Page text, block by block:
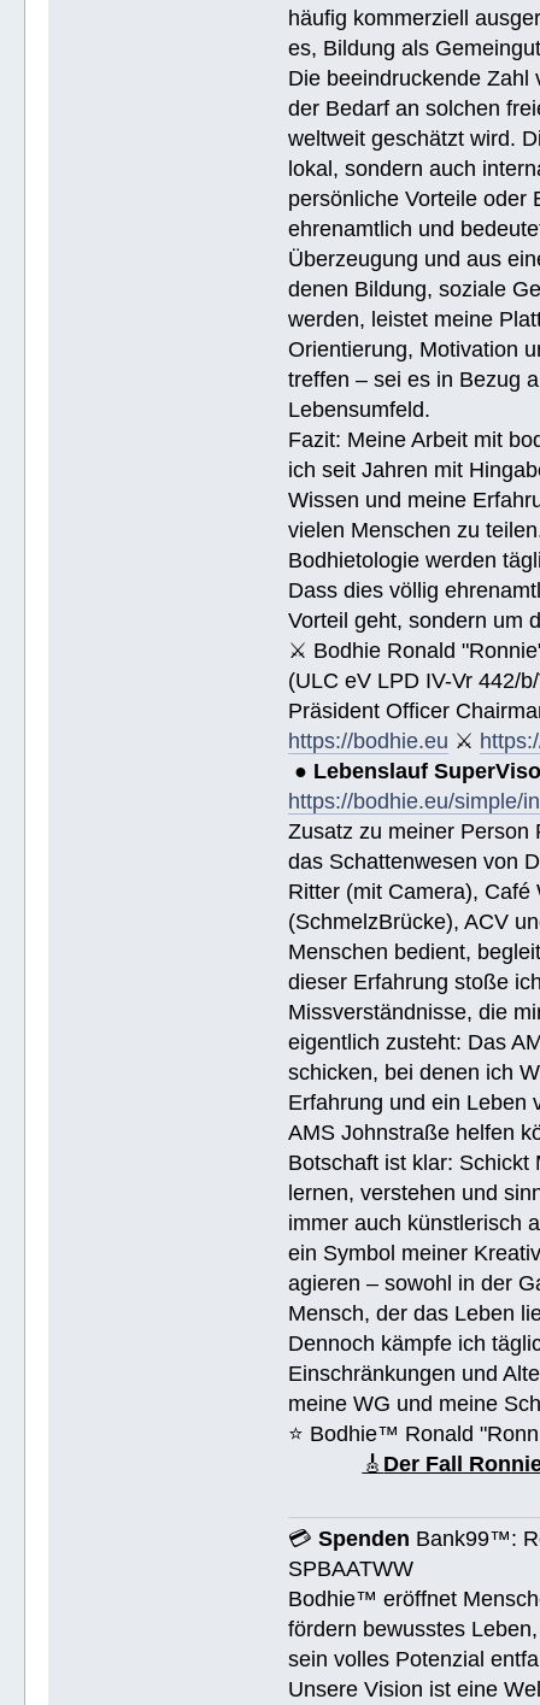
häufig kommerziell
es, Bildung als
Die beeindruckende Zahl
der Bedarf an solchen
weltweit geschätzt wird.
lokal, sondern auch
persönliche Vorteile oder
ehrenamtlich und
Überzeugung und aus
denen Bildung, soziale
werden, leistet meine
Orientierung, Motivation
treffen – sei es in Bezug
Lebensumfeld.
Fazit: Meine Arbeit mit
ich seit Jahren mit
Wissen und meine
vielen Menschen zu
Bodhietologie werden
Dass dies völlig
Vorteil geht, sondern um
⚔ Bodhie Ronald
(ULC eV LPD IV-Vr 442/
Präsident Officer
https://bodhie.eu ⚔
● Lebenslauf
https://bodhie.eu/simple/
Zusatz zu meiner Person
das Schattenwesen von
Ritter (mit Camera), Café
(SchmelzBrücke), ACV
Menschen bedient,
dieser Erfahrung stoße
Missverständnisse, die
eigentlich zusteht: Das
schicken, bei denen ich
Erfahrung und ein Leben
AMS Johnstraße helfen
Botschaft ist klar: Schickt
lernen, verstehen und
immer auch künstlerisch
ein Symbol meiner
agieren – sowohl in der
Mensch, der das Leben
Dennoch kämpfe ich
Einschränkungen und
meine WG und meine
⭐️ Bodhie™ Ronald
🎸 Der Fall
💳Spenden Bank99™:
SPBAATWW
Bodhie™ eröffnet
fördern bewusstes
sein volles Potenzial
Unsere Vision ist eine